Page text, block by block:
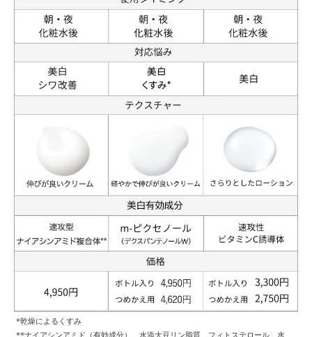
*乾燥によるくすみ
**ナイアシンアミド（有効成分）、水添大豆リン脂質、フィトステロール、水